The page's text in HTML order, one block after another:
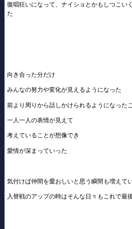
復唱狂いになって、ナイショとかもしつこい
た
向き合った分だけ
みんなの努力や変化が見えるようになった
前より周りから話しかけられるようになった
一人一人の表情が見えて
考えていることが想像でき
愛情が深まっていった
気付けば仲間を愛おしいと思う瞬間も増えて
入替戦のアップの時はそんな日々もこれで最